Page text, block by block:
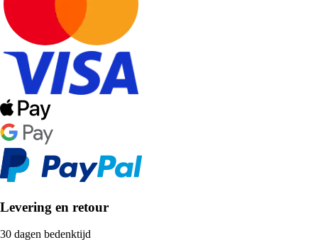
Levering en retour
30 dagen bedenktijd